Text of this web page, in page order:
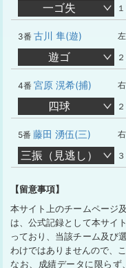
一ゴ失
3番 古川 隼(遊)
遊ゴ
4番 宮原 滉希(捕)
四球
5番 藤田 湧伍(三)
三振（見逃し）
【留意事項】
本サイト上のチームページ
は、公式記録として本サイ
っており、当該チーム及び
わけではありませんので、
なお、成績データに限ら